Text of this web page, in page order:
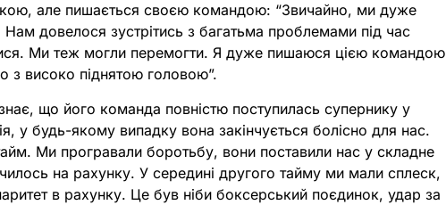
але пишається своєю командою: “Звичайно, ми дуже
Нам довелося зустрітись з багатьма проблемами під час
Ми теж могли перемогти. Я дуже пишаюся цією командою
високо піднятою головою”.
що його команда повністю поступилась супернику у
у будь-якому випадку вона закінчується болісно для нас.
Ми програвали боротьбу, вони поставили нас у складне
на рахунку. У середині другого тайму ми мали сплеск,
в рахунку. Це був ніби боксерський поєдинок, удар за